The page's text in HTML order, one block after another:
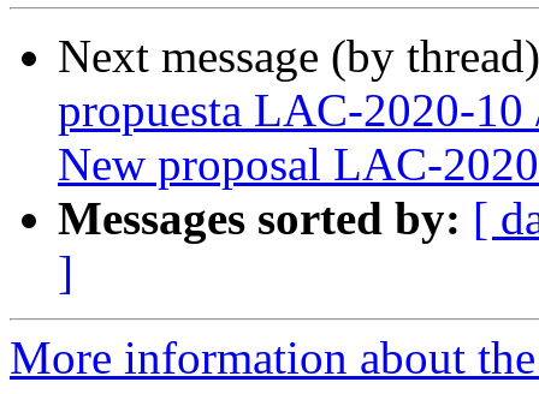
Next message (by
propuesta LAC-2020-
New proposal LAC-
Messages sorted by: [
]
More information about